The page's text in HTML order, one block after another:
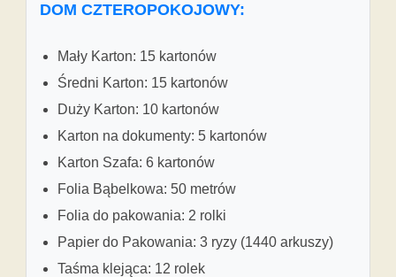
DOM CZTEROPOKOJOWY:
Mały Karton: 15 kartonów
Średni Karton: 15 kartonów
Duży Karton: 10 kartonów
Karton na dokumenty: 5 kartonów
Karton Szafa: 6 kartonów
Folia Bąbelkowa: 50 metrów
Folia do pakowania: 2 rolki
Papier do Pakowania: 3 ryzy (1440 arkuszy)
Taśma klejąca: 12 rolek